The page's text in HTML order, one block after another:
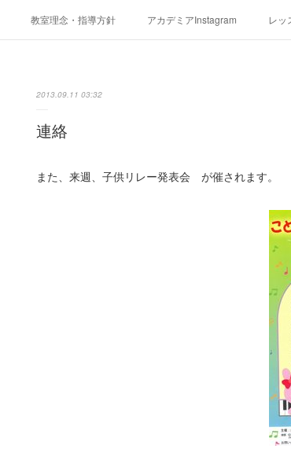
教室理念・指導方針 アカデミアInstagram レッ
2013.09.11 03:32
連絡
また、来週、子供リレー発表会 が催されます。